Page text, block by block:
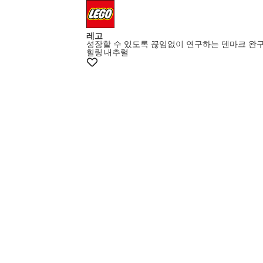
레고
성장할 수 있도록 끊임없이 연구하는 덴마크 완
힐링 내추럴